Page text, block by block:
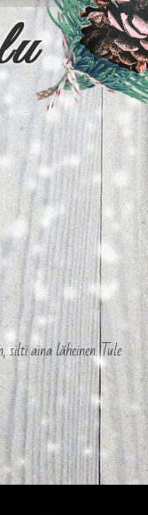
aina läheinen. Tule